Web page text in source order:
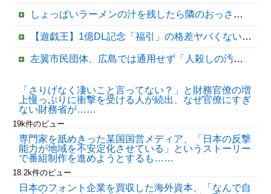
しょっぱいラーメンの汁を残したら隣のおっさんに「何故残す！」と怒鳴られた……友人にも「スープが本体だろあり得ない」と説教されたんだが、塩分過剰だし味の好みは自由だろ！
【遊戯王】1億DL記念「福引」の格差ヤバくない！？
左翼市民団体、広島では通用せず「人殺しの汚い足で広島の土を踏むな！」→広島県民「お前らの方が汚いんじゃ！」「ワシらが広島県民じゃ」
中国の海水浴場の映像があまりにも・・・
「さりげなく凄いこと言ってない？」と財務官僚の増
上慢っぷりに衝撃を受ける人が続出、なぜ官僚にすぎ
ない財務省が……
19k件のビュー
専門家を舐めきった某国国営メディア、「日本の反撃
能力が地域を不安定化させている」というストーリー
で番組制作を進めようとするも……
18.2k件のビュー
日本のフォント企業を買収した海外資本、「なんで自